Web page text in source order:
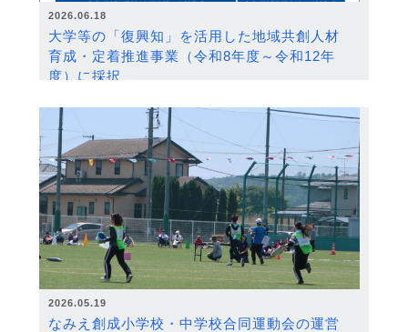
2026.06.18
大学等の「復興知」を活用した地域共創人材
育成・定着推進事業（令和8年度～令和12年
度）に採択
2026.05.19
なみえ創成小学校・中学校合同運動会の運営